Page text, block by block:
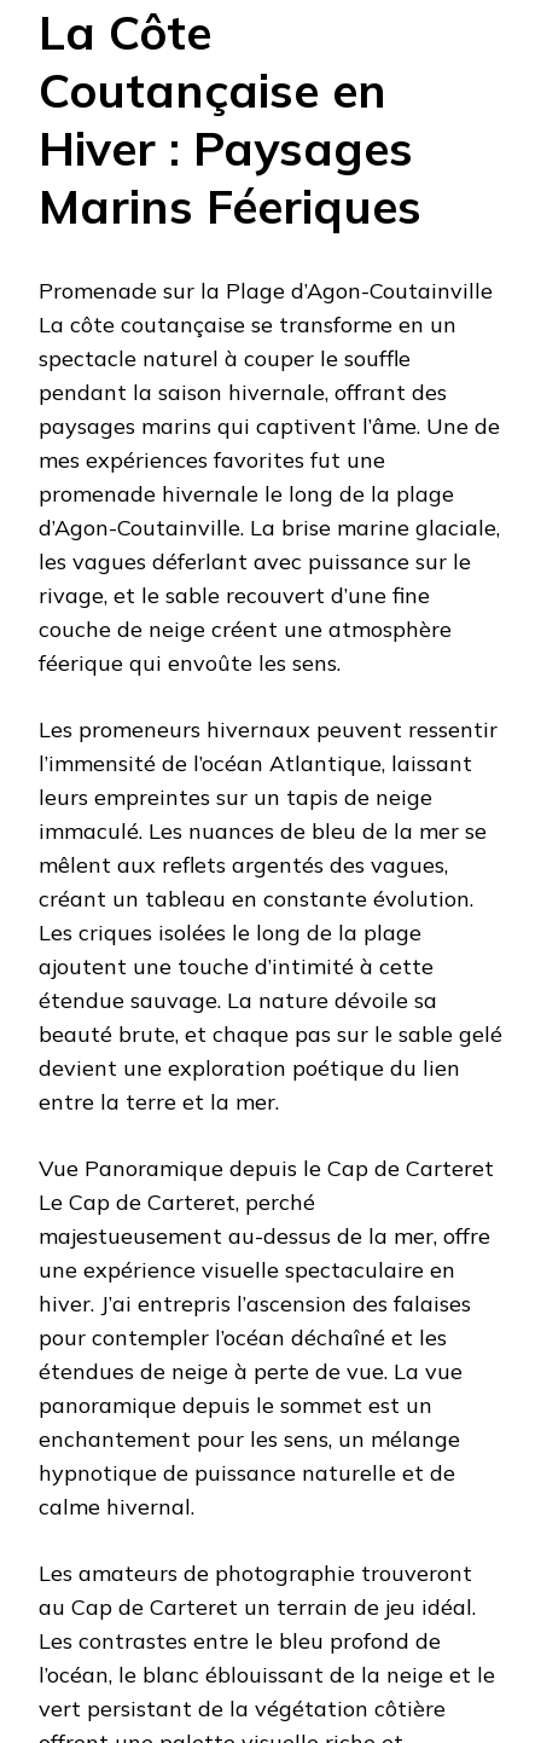
La Côte
Coutançaise en
Hiver : Paysages
Marins Féeriques
Promenade sur la Plage d’Agon-Coutainville
La côte coutançaise se transforme en un
spectacle naturel à couper le souffle
pendant la saison hivernale, offrant des
paysages marins qui captivent l’âme. Une de
mes expériences favorites fut une
promenade hivernale le long de la plage
d’Agon-Coutainville. La brise marine glaciale,
les vagues déferlant avec puissance sur le
rivage, et le sable recouvert d’une fine
couche de neige créent une atmosphère
féerique qui envoûte les sens.
Les promeneurs hivernaux peuvent ressentir
l’immensité de l’océan Atlantique, laissant
leurs empreintes sur un tapis de neige
immaculé. Les nuances de bleu de la mer se
mêlent aux reflets argentés des vagues,
créant un tableau en constante évolution.
Les criques isolées le long de la plage
ajoutent une touche d’intimité à cette
étendue sauvage. La nature dévoile sa
beauté brute, et chaque pas sur le sable gelé
devient une exploration poétique du lien
entre la terre et la mer.
Vue Panoramique depuis le Cap de Carteret
Le Cap de Carteret, perché
majestueusement au-dessus de la mer, offre
une expérience visuelle spectaculaire en
hiver. J’ai entrepris l’ascension des falaises
pour contempler l’océan déchaîné et les
étendues de neige à perte de vue. La vue
panoramique depuis le sommet est un
enchantement pour les sens, un mélange
hypnotique de puissance naturelle et de
calme hivernal.
Les amateurs de photographie trouveront
au Cap de Carteret un terrain de jeu idéal.
Les contrastes entre le bleu profond de
l’océan, le blanc éblouissant de la neige et le
vert persistant de la végétation côtière